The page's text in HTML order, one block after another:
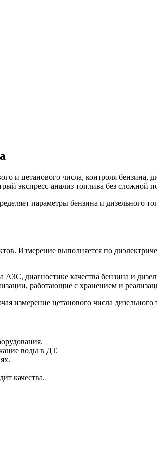
и цетанового числа, контроля
экспресс-анализ топлива без сложной
параметры бензина и дизельного
Измерение выполняется по
диагностике качества бензина и
работающие с хранением и
измерение цетанового числа
воды в ДТ.
качества.